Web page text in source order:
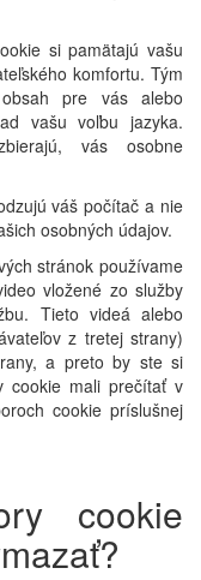
si pamätajú vašu
komfortu. Tým
pre vás alebo
vašu voľbu jazyka.
vás osobne
váš počítač a nie
osobných údajov.
stránok používame
vložené zo služby
Tieto videá alebo
z tretej strany)
a preto by ste si
cookie mali prečítať v
cookie príslušnej
cookie